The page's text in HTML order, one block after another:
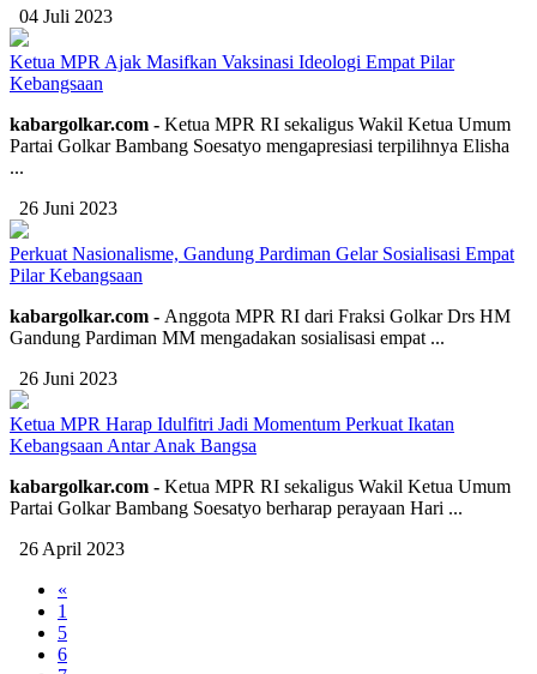
04 Juli 2023
Ketua MPR Ajak Masifkan Vaksinasi Ideologi Empat Pilar
Kebangsaan
kabargolkar.com - Ketua MPR RI sekaligus Wakil Ketua Umum
Partai Golkar Bambang Soesatyo mengapresiasi terpilihnya Elisha
...
26 Juni 2023
Perkuat Nasionalisme, Gandung Pardiman Gelar Sosialisasi Empat
Pilar Kebangsaan
kabargolkar.com - Anggota MPR RI dari Fraksi Golkar Drs HM
Gandung Pardiman MM mengadakan sosialisasi empat ...
26 Juni 2023
Ketua MPR Harap Idulfitri Jadi Momentum Perkuat Ikatan
Kebangsaan Antar Anak Bangsa
kabargolkar.com - Ketua MPR RI sekaligus Wakil Ketua Umum
Partai Golkar Bambang Soesatyo berharap perayaan Hari ...
26 April 2023
«
1
5
6